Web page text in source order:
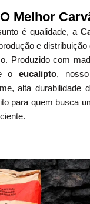
O Melhor
é qualidade, a
e
Produzido com
oeucalipto,
alta durabilidade
para quem busca